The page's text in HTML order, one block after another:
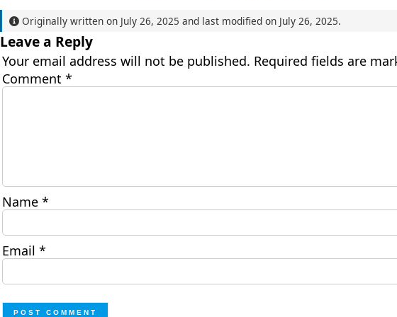
Originally written on July 26, 2025 and last modified on July 26, 2025.
Leave a Reply
Your email address will not be published. Required fields are
Comment *
Name *
Email *